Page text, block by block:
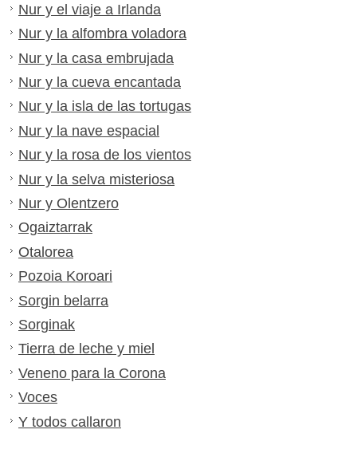
Nur y el viaje a Irlanda
Nur y la alfombra voladora
Nur y la casa embrujada
Nur y la cueva encantada
Nur y la isla de las tortugas
Nur y la nave espacial
Nur y la rosa de los vientos
Nur y la selva misteriosa
Nur y Olentzero
Ogaiztarrak
Otalorea
Pozoia Koroari
Sorgin belarra
Sorginak
Tierra de leche y miel
Veneno para la Corona
Voces
Y todos callaron